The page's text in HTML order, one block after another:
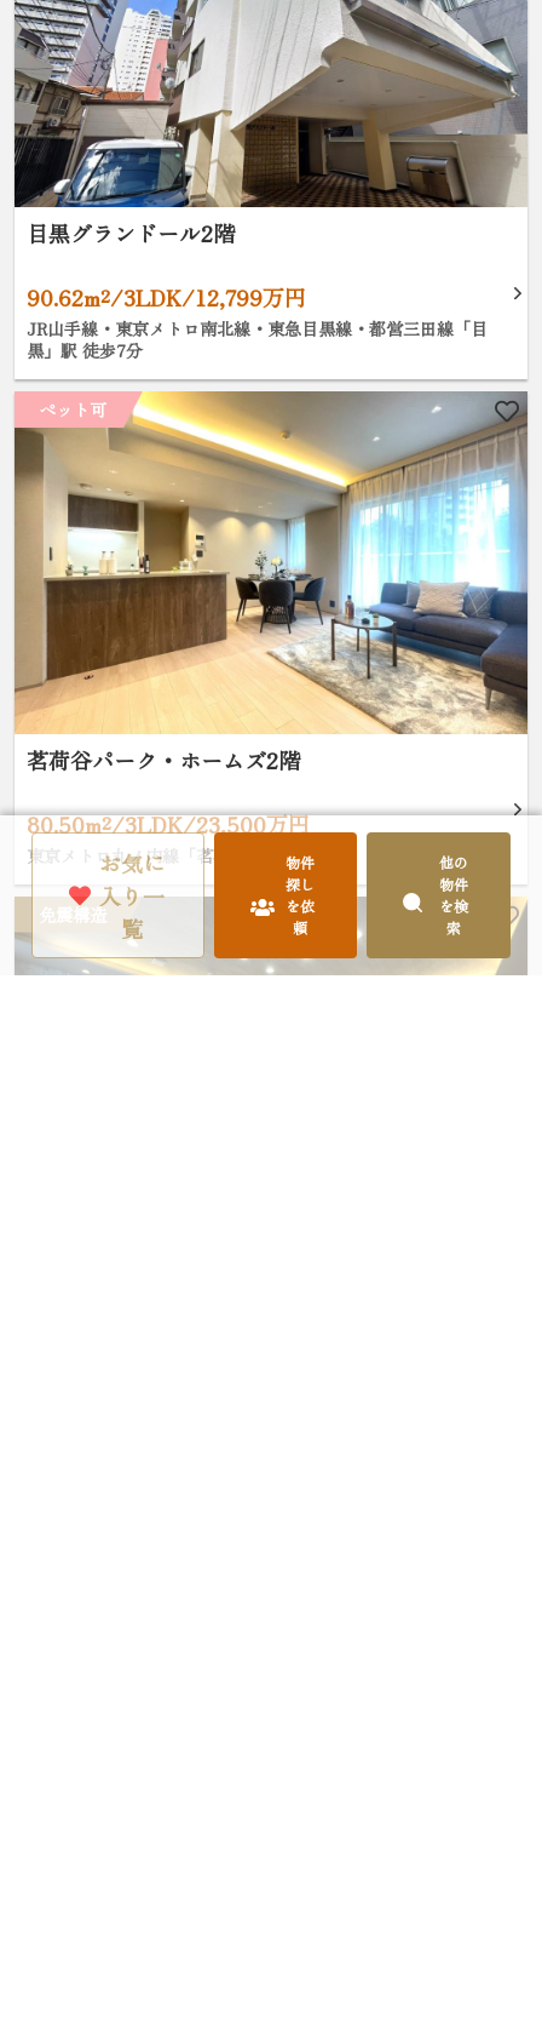
目黒グランドール2階
90.62m²/3LDK/12,799万円
JR山手線・東京メトロ南北線・東急目黒線・都営三田線「目
黒」駅 徒歩7分
ペット可
茗荷谷パーク・ホームズ2階
80.50m²/3LDK/23,500万円
東京メトロ丸ノ内線「茗荷谷」駅 徒歩3分
免震構造
お気に
入り一
覧
物件
探し
を依
頼
他の
物件
を検
索